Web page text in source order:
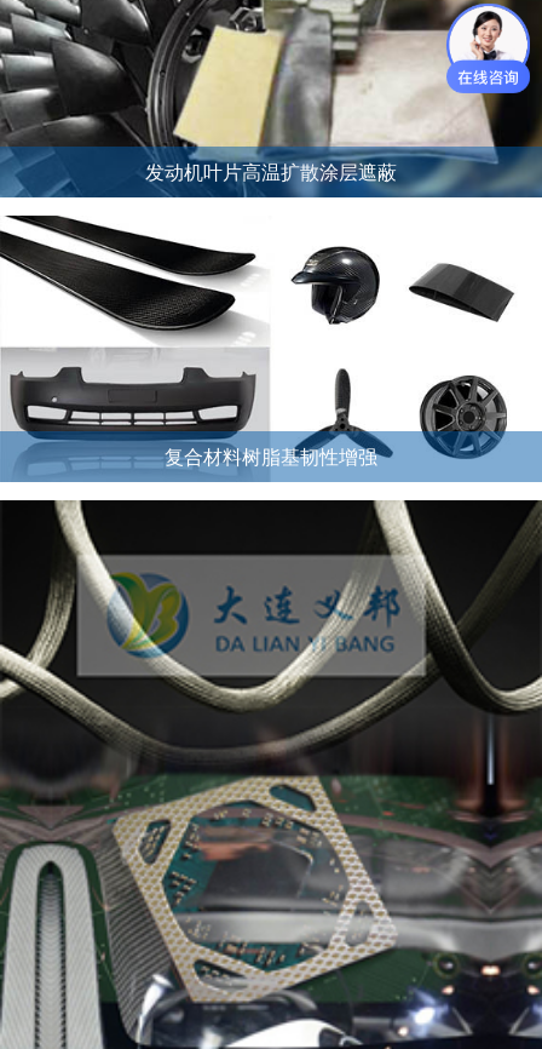
发动机叶片高温扩散涂层遮蔽
复合材料树脂基韧性增强